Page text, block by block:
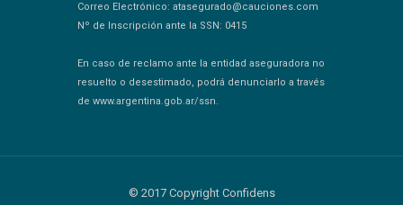
Correo Electrónico: atasegurado@cauciones.com
Nº de Inscripción ante la SSN: 0415
En caso de reclamo ante la entidad aseguradora no
resuelto o desestimado, podrá denunciarlo a través
de www.argentina.gob.ar/ssn.
© 2017 Copyright Confidens